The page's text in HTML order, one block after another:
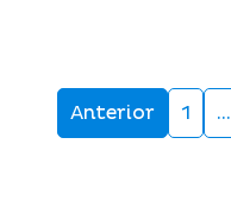
Anterior 1 …